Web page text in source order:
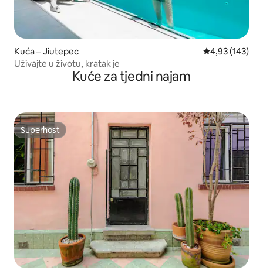
Kuća – Jiutepec Prosječna
4,93 (143)
Uživajte u životu, kratak je
Kuće za tjedni najam
Superhost
Superhost